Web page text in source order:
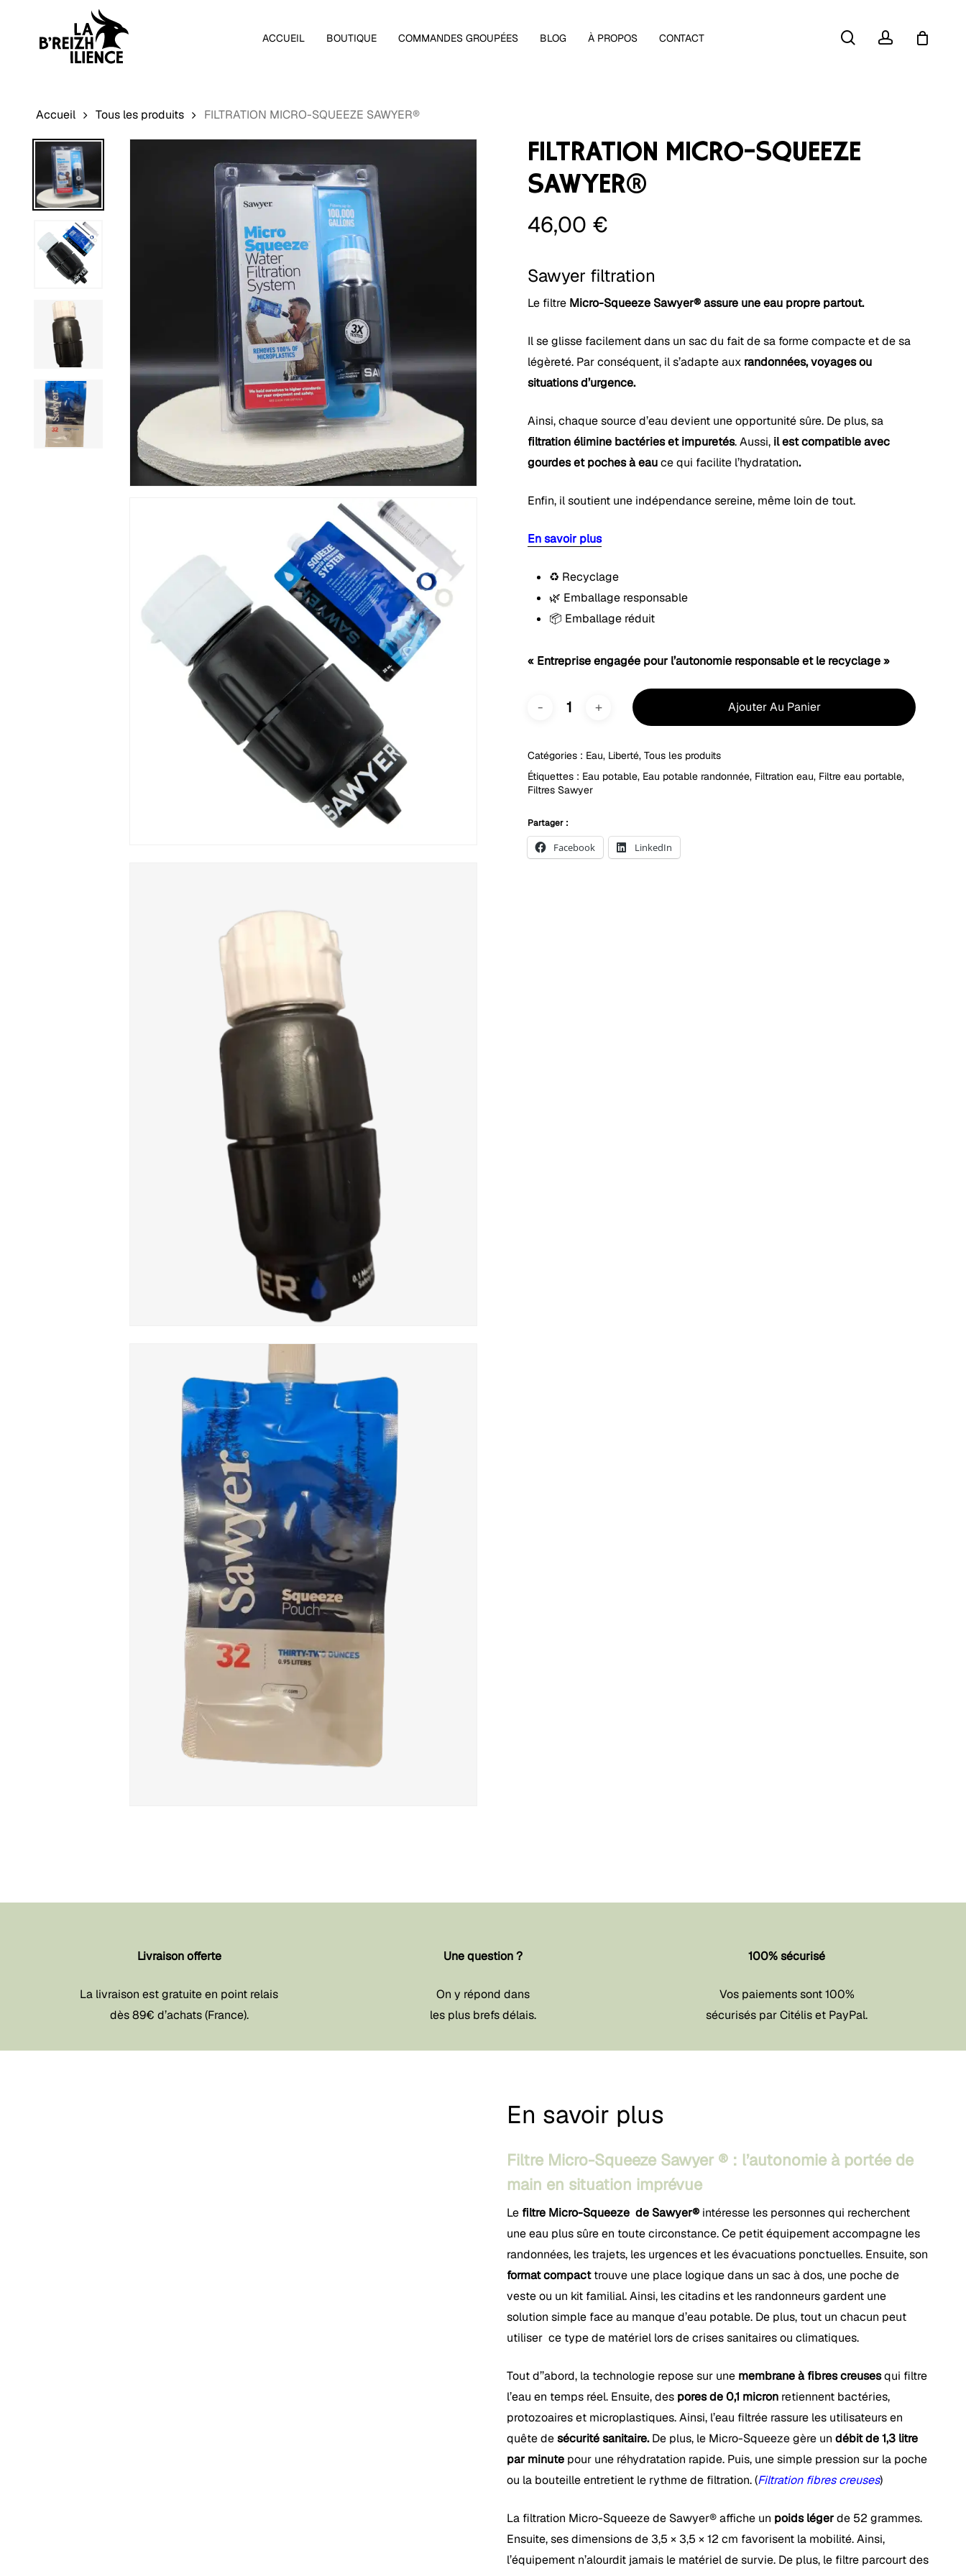
Appuyez sur Entrée pour rechercher ou sur Échap pour fermer.
ACCUEIL BOUTIQUE COMMANDES GROUPÉES BLOG À PROPOS CONTACT searchaccount
Panier Close
Cart
Accueil Tous les produits FILTRATION MICRO-SQUEEZE SAWYER®
FILTRATION MICRO-SQUEEZE
SAWYER®
46,00 €
Sawyer filtration
Le filtre Micro-Squeeze Sawyer® assure une eau propre partout.
Il se glisse facilement dans un sac du fait de sa forme compacte et de sa
légèreté. Par conséquent, il s’adapte aux randonnées, voyages ou
situations d’urgence.
Ainsi, chaque source d’eau devient une opportunité sûre. De plus, sa
filtration élimine bactéries et impuretés. Aussi, il estcompatible avec
gourdes et poches à eauce qui facilite l’hydratation.
Enfin, il soutient une indépendance sereine, même loin de tout.
En savoir plus
♻️ Recyclage
🌿 Emballage responsable
📦 Emballage réduit
« Entreprise engagée pour l’autonomie responsable et le recyclage »
Ajouter Au Panier
Catégories : Eau, Liberté,Tous les produits
Étiquettes : Eau potable, Eau potable randonnée, Filtration eau, Filtre eau portable,
Filtres Sawyer
Partager :
Facebook LinkedIn
Livraison offerte
La livraison est gratuite en point relais
dès 89€ d’achats (France).
Une question ?
On y répond dans
les plus brefs délais.
100% sécurisé
Vos paiements sont 100%
sécurisés par Citélis et PayPal.
En savoir plus
Filtre Micro-Squeeze Sawyer ® : l’autonomie à portée de
main en situation imprévue
Le filtre Micro-Squeeze de Sawyer®intéresse les personnes qui recherchent
une eau plus sûre en toute circonstance. Ce petit équipement accompagne les
randonnées, les trajets, les urgences et les évacuations ponctuelles. Ensuite, son
format compacttrouve une place logique dans un sac à dos, une poche de
veste ou un kit familial. Ainsi, les citadins et les randonneurs gardent une
solution simple face au manque d’eau potable. De plus, tout un chacun peut
utiliser ce type de matériel lors de crises sanitaires ou climatiques.
Tout d’’abord, la technologie repose sur unemembrane à fibres creusesqui filtre
l’eau en temps réel. Ensuite, despores de 0,1 micronretiennent bactéries,
protozoaires et microplastiques. Ainsi, l’eau filtrée rassure les utilisateurs en
quête desécurité sanitaire.De plus, le Micro-Squeeze gère un débit de 1,3 litre
par minutepour une réhydratation rapide. Puis, une simple pression sur la poche
ou la bouteille entretient le rythme de filtration. (Filtration fibres creuses)
La filtration Micro-Squeeze de Sawyer® affiche un poids légerde 52 grammes.
Ensuite, ses dimensions de 3,5 × 3,5 × 12 cm favorisent la mobilité. Ainsi,
l’équipement n’alourdit jamais le matériel de survie. De plus, le filtre parcourt des